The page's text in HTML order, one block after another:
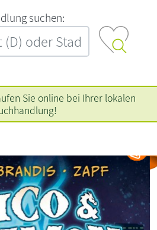
‍s‍u‍c‍h‍e‍n‍:‍
Sie online bei Ihrer lokalen